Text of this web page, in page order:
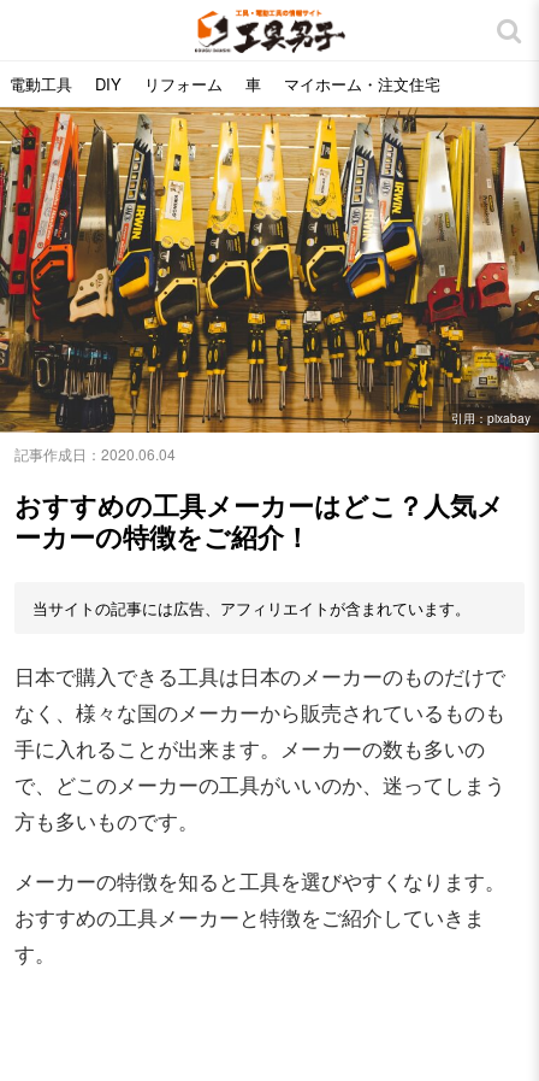
電動工具 DIY リフォーム 車 マイホーム・注文住宅
引用：pixabay
記事作成日： 2020.06.04
おすすめの工具メーカーはどこ？人気メ
ーカーの特徴をご紹介！
当サイトの記事には広告、アフィリエイトが含まれています。
日本で購入できる工具は日本のメーカーのものだけで
なく、様々な国のメーカーから販売されているものも
手に入れることが出来ます。メーカーの数も多いの
で、どこのメーカーの工具がいいのか、迷ってしまう
方も多いものです。
メーカーの特徴を知ると工具を選びやすくなります。
おすすめの工具メーカーと特徴をご紹介していきま
す。